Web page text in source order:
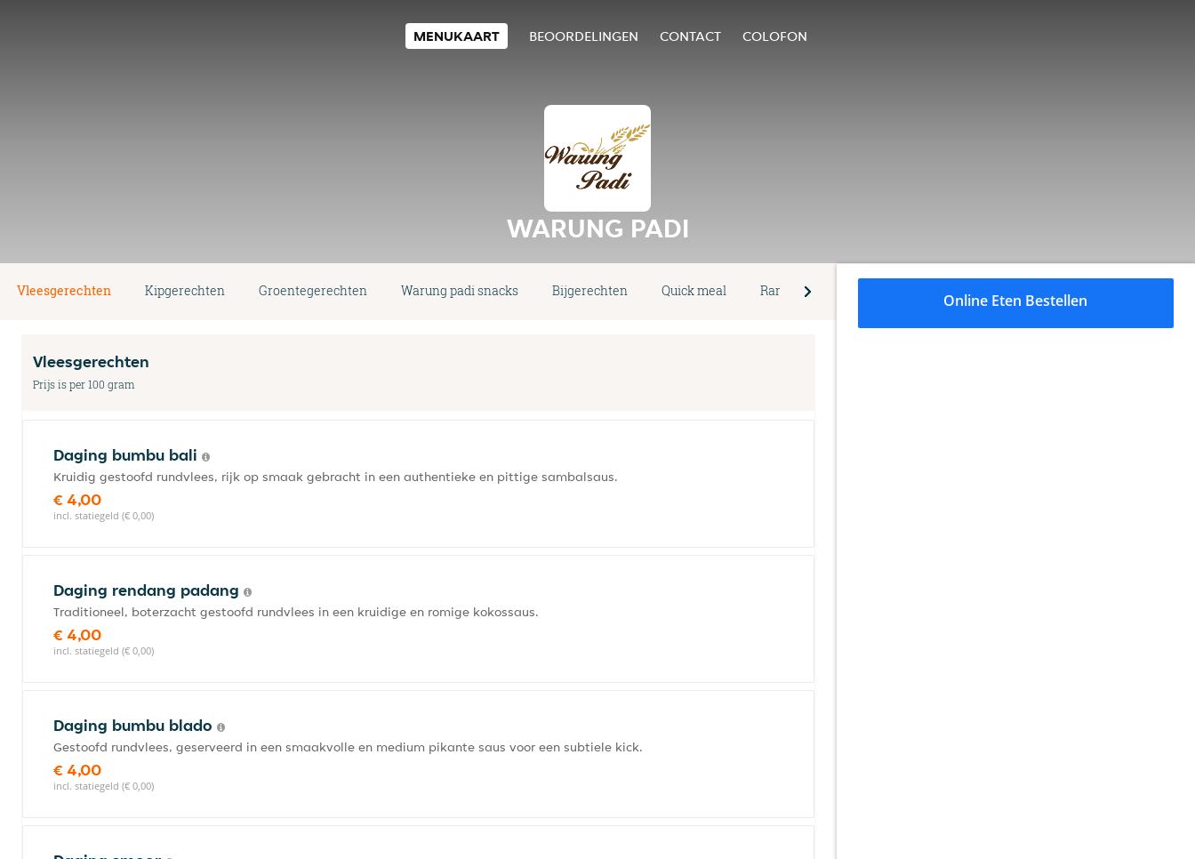
MENUKAART BEOORDELINGEN CONTACT COLOFON
WARUNG PADI
Vleesgerechten Kipgerechten Groentegerechten Warung padi snacks Bijgerechten Quick meal Rames Rijsttafel Dranken
Vleesgerechten
Prijs is per 100 gram
Daging bumbu bali
Kruidig gestoofd rundvlees, rijk op smaak gebracht in een authentieke en pittige sambalsaus.
€ 4,00
incl. statiegeld (€ 0,00)
Daging rendang padang
Traditioneel, boterzacht gestoofd rundvlees in een kruidige en romige kokossaus.
€ 4,00
incl. statiegeld (€ 0,00)
Daging bumbu blado
Gestoofd rundvlees, geserveerd in een smaakvolle en medium pikante saus voor een subtiele kick.
€ 4,00
incl. statiegeld (€ 0,00)
Online Eten Bestellen